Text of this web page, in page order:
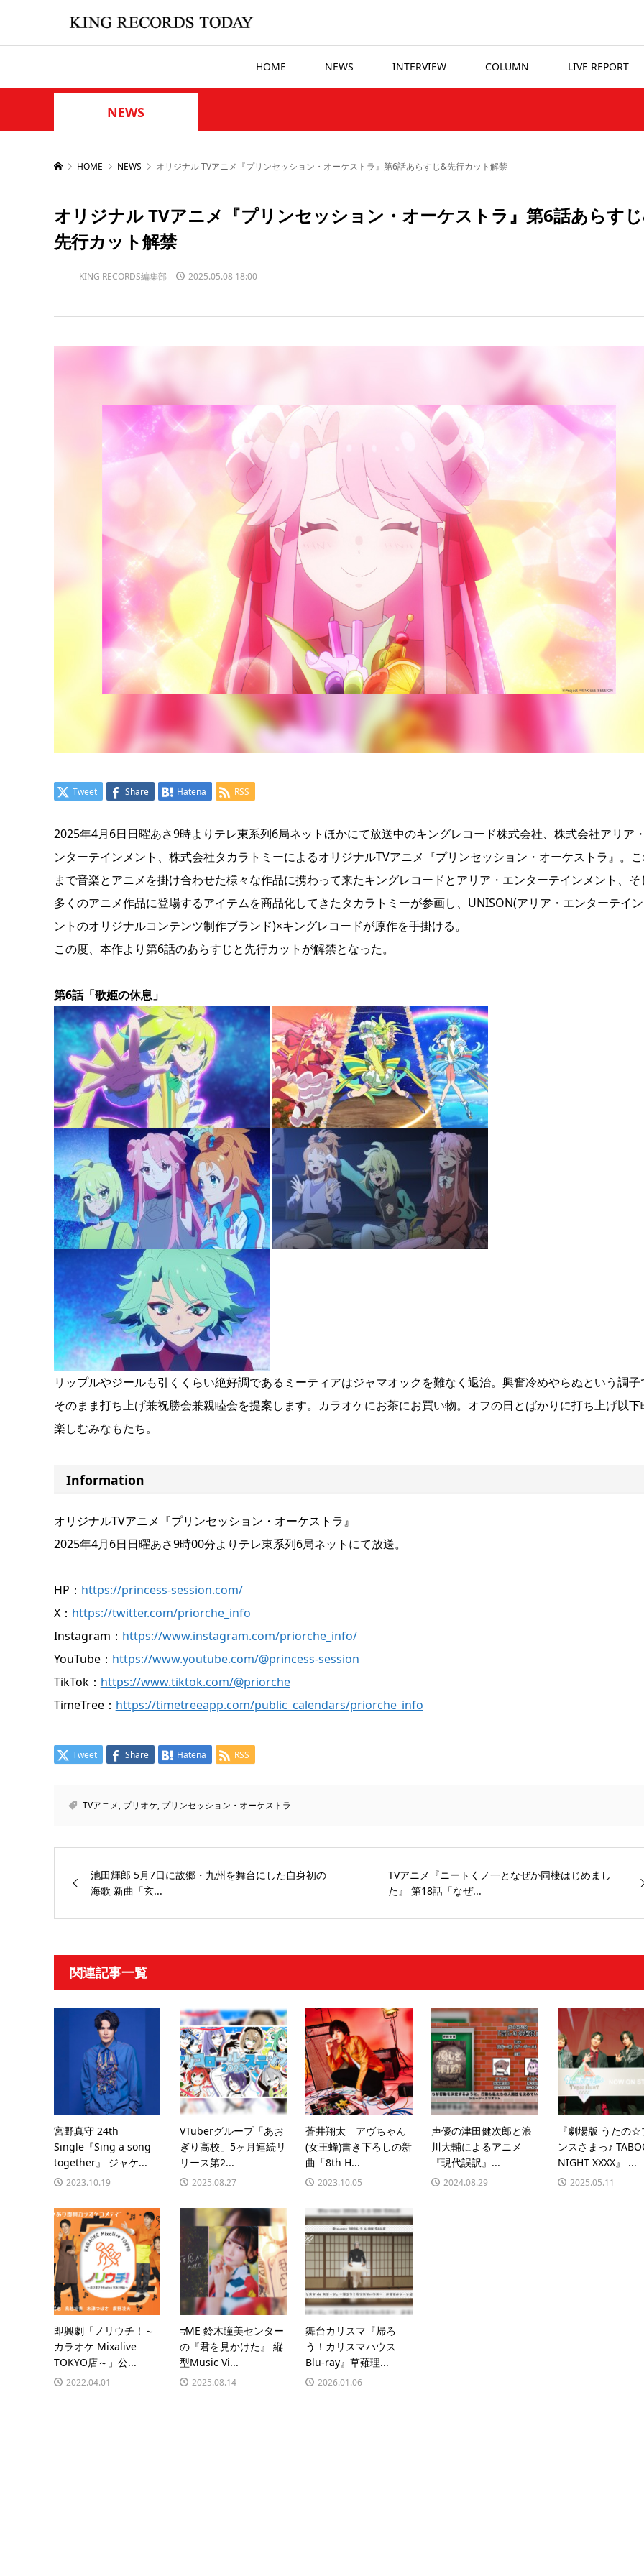
HOME NEWS INTERVIEW COLUMN LIVE REPORT
NEWS
HOME NEWS オリジナル TVアニメ『プリンセッション・オーケストラ』第6話あらすじ&先行カット解禁
オリジナル TVアニメ『プリンセッション・オーケストラ』第6話あらす
先行カット解禁
KING RECORDS編集部 2025.05.08 18:00
Tweet Share Hatena RSS
2025年4月6日日曜あさ9時よりテレ東系列6局ネットほかにて放送中のキングレコード株式会社、株式会社アリア
ンターテインメント、株式会社タカラトミーによるオリジナルTVアニメ『プリンセッション・オーケストラ』。
まで音楽とアニメを掛け合わせた様々な作品に携わって来たキングレコードとアリア・エンターテインメント、そ
多くのアニメ作品に登場するアイテムを商品化してきたタカラトミーが参画し、UNISON(アリア・エンターテイ
ントのオリジナルコンテンツ制作ブランド)×キングレコードが原作を手掛ける。
この度、本作より第6話のあらすじと先行カットが解禁となった。
第6話「歌姫の休息」
リップルやジールも引くくらい絶好調であるミーティアはジャマオックを難なく退治。興奮冷めやらぬという調子
そのまま打ち上げ兼祝勝会兼親睦会を提案します。カラオケにお茶にお買い物。オフの日とばかりに打ち上げ以下
楽しむみなもたち。
Information
オリジナルTVアニメ『プリンセッション・オーケストラ』
2025年4月6日日曜あさ9時00分よりテレ東系列6局ネットにて放送。
HP： https://princess-session.com/
X： https://twitter.com/priorche_info
Instagram： https://www.instagram.com/priorche_info/
YouTube： https://www.youtube.com/@princess-session
TikTok： https://www.tiktok.com/@priorche
TimeTree： https://timetreeapp.com/public_calendars/priorche_info
Tweet Share Hatena RSS
TVアニメ, プリオケ, プリンセッション・オーケストラ
池田輝郎 5月7日に故郷・九州を舞台にした自身初の
海歌 新曲「玄...
TVアニメ『ニートくノ一となぜか同棲はじめまし
た』 第18話「なぜ...
関連記事一覧
宮野真守 24th
Single『Sing a song
together』 ジャケ...
2023.10.19
VTuberグループ「あお
ぎり高校」5ヶ月連続リ
リース第2...
2025.08.27
蒼井翔太 アヴちゃん
(女王蜂)書き下ろしの新
曲「8th H...
2023.10.05
声優の津田健次郎と浪
川大輔によるアニメ
『現代誤訳』...
2024.08.29
『劇場版 うたの☆
ンスさまっ♪
NIGHT XXXX』 ...
2025.05.11
即興劇「ノリウチ！～
カラオケ Mixalive
TOKYO店～」公...
2022.04.01
≠ME 鈴木瞳美センター
の『君を見かけた』 縦
型Music Vi...
2025.08.14
舞台カリスマ『帰ろ
う！カリスマハウス
Blu-ray』草薙理...
2026.01.06